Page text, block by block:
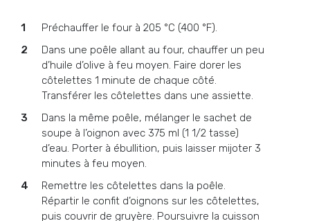
Préchauffer le four à 205 °C (400 °F).
Dans une poêle allant au four, chauffer un peu
d’huile d’olive à feu moyen. Faire dorer les
côtelettes 1 minute de chaque côté.
Transférer les côtelettes dans une assiette.
Dans la même poêle, mélanger le sachet de
soupe à l’oignon avec 375 ml (1 1/2 tasse)
d’eau. Porter à ébullition, puis laisser mijoter 3
minutes à feu moyen.
Remettre les côtelettes dans la poêle.
Répartir le confit d’oignons sur les côtelettes,
puis couvrir de gruyère. Poursuivre la cuisson